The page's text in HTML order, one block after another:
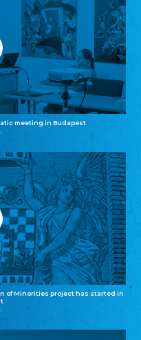
meeting in Budapest
of Minorities project has started in